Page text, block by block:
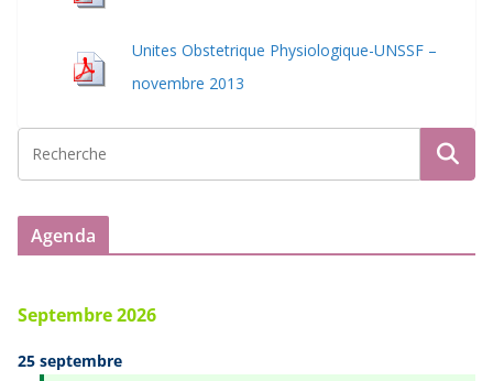
Unites Obstetrique Physiologique-UNSSF –
novembre 2013
Agenda
Septembre 2026
25 septembre